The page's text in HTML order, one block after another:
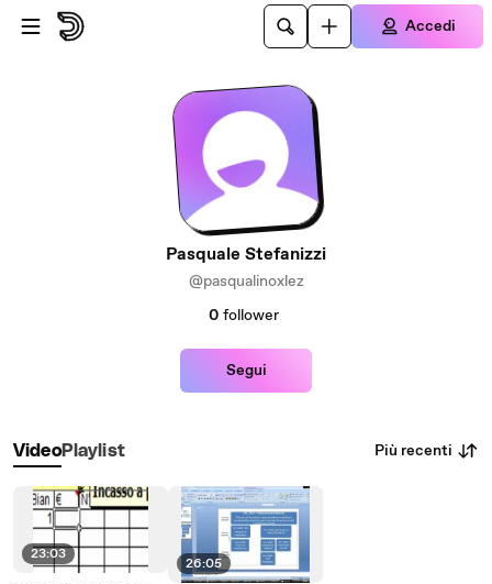
Passa al contenuto principale
Accedi
Pasquale Stefanizzi
@pasqualinoxlez
0 follower
Segui
VideoPlaylist Più recenti
23:03
26:05